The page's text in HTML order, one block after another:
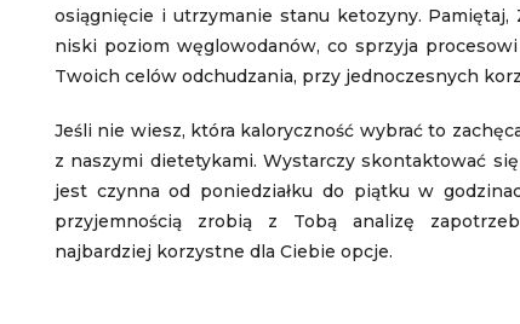
osiągnięcie i utrzymanie stanu ketozyny.
niski poziom węglowodanów, co sprzyja
Twoich celów odchudzania, przy jednoczesnych
Jeśli nie wiesz, która kaloryczność wybrać to
z naszymi dietetykami. Wystarczy skontaktować
jest czynna od poniedziałku do piątku w
przyjemnością zrobią z Tobą analizę
najbardziej korzystne dla Ciebie opcje.